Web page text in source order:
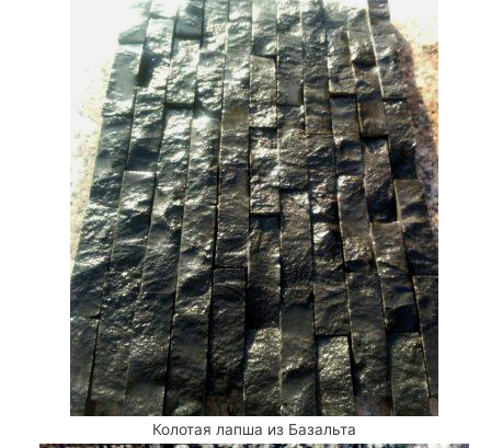
Колотая лапша из Базальта